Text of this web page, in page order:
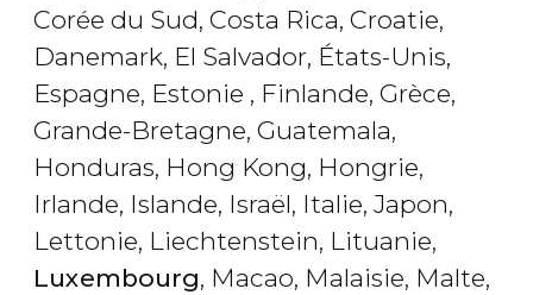
Corée du Sud, Costa Rica, Croatie,
Danemark, El Salvador, États-Unis,
Espagne, Estonie , Finlande, Grèce,
Grande-Bretagne, Guatemala,
Honduras, Hong Kong, Hongrie,
Irlande, Islande, Israël, Italie, Japon,
Lettonie, Liechtenstein, Lituanie,
Luxembourg, Macao, Malaisie, Malte,